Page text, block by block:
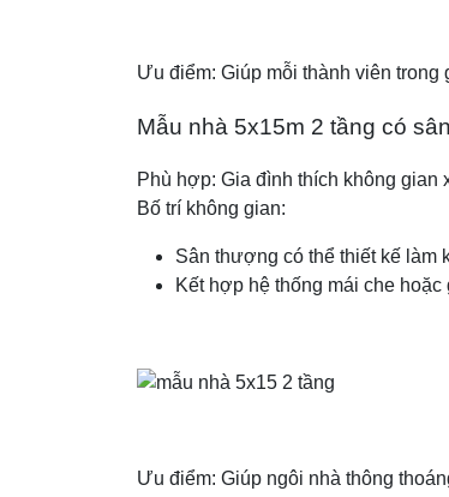
Ưu điểm: Giúp mỗi thành viên
Mẫu nhà 5x15m 2 tầng có
Phù hợp: Gia đình thích không gian
Bố trí không gian:
Sân thượng có thể thiết kế làm
Kết hợp hệ thống mái che
Ưu điểm: Giúp ngôi nhà thông